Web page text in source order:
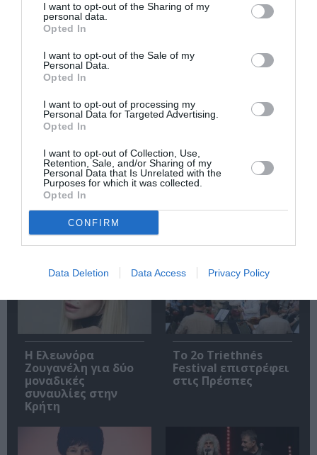
I want to opt-out of the Sharing of my
personal data.
Opted In
I want to opt-out of the Sale of my
Personal Data.
Opted In
I want to opt-out of processing my
Personal Data for Targeted Advertising.
Opted In
I want to opt-out of Collection, Use,
Retention, Sale, and/or Sharing of my
Personal Data that Is Unrelated with the
Purposes for which it was collected.
Opted In
CONFIRM
Data Deletion Data Access Privacy Policy
Newsletter
την Τέχνη και τον Πολιτισμό!
Ακολουθήστε το Culturenow.gr
Σχετικά Άρθρα
Η Ελεωνόρα
Ζουγανέλη για δύο
μοναδικές
συναυλίες στην
Κρήτη
Το 2ο Triethnés
Festival επιστρέφει
στις Πρέσπες